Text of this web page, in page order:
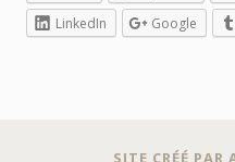
LinkedIn
Google
SITE CRÉÉ